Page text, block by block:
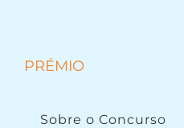
PRÉMIO
Sobre o Concurso